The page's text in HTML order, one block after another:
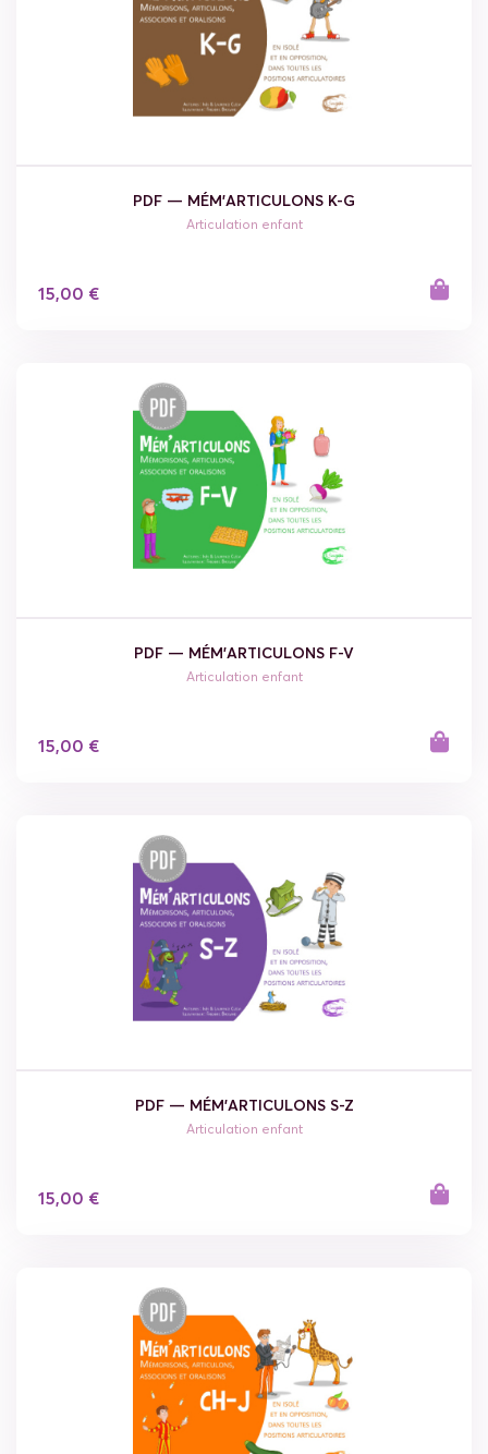
PDF — MÉM'ARTICULONS K-G
Articulation enfant
15,00 €
PDF — MÉM'ARTICULONS F-V
Articulation enfant
15,00 €
PDF — MÉM'ARTICULONS S-Z
Articulation enfant
15,00 €